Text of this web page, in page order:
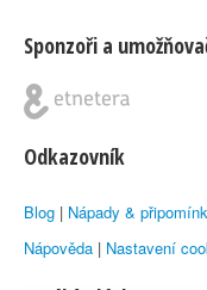
Sponzoři a
Odkazovník
Blog | Nápady &
Nápověda | Nastavení